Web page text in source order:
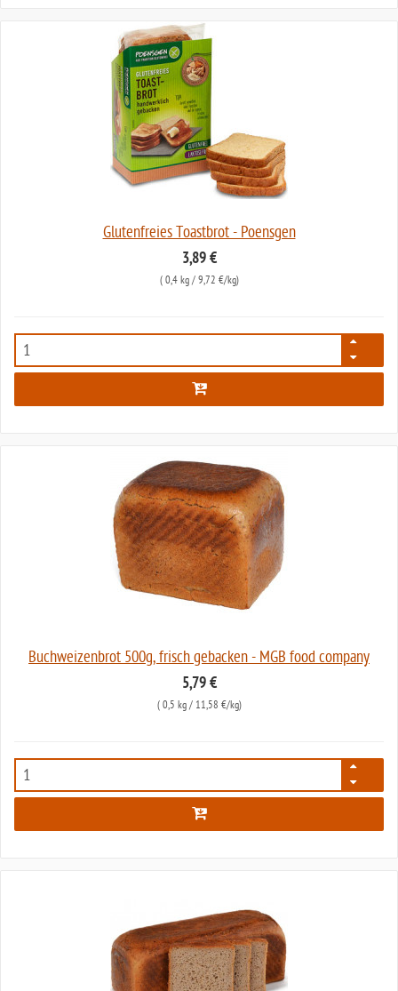
Glutenfreies Toastbrot - Poensgen
3,89 €
( 0,4 kg/ 9,72 €/kg)
642
Buchweizenbrot 500g, frisch gebacken - MGB food company
5,79 €
( 0,5 kg/ 11,58 €/kg)
2180